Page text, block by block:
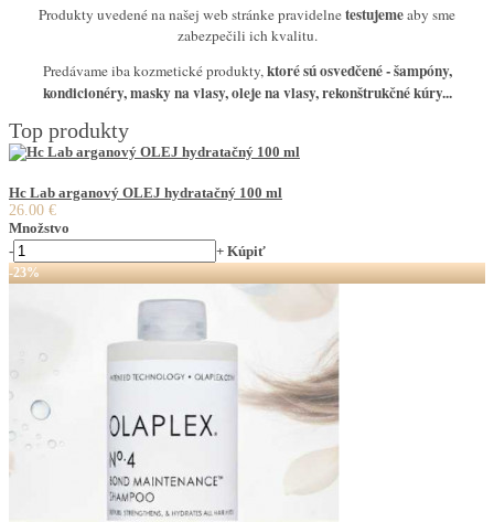
Produkty uvedené na našej web stránke pravidelnetestujemeaby sme
zabezpečili ich kvalitu.
Predávame iba kozmetické produkty,ktoré sú osvedčené- šampóny,
kondicionéry, masky na vlasy, oleje na vlasy, rekonštrukčné kúry...
Top produkty
Hc Lab arganový OLEJ hydratačný 100 ml
26.00 €
Množstvo
-
+ Kúpiť
-23%